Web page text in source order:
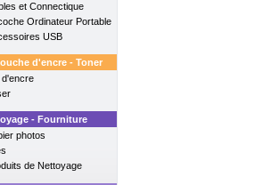
et Connectique
Ordinateur Portable
USB
d'encre - Toner
d'encre
- Fourniture
photos
de Nettoyage